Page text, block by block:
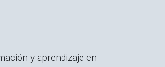
y aprendizaje en